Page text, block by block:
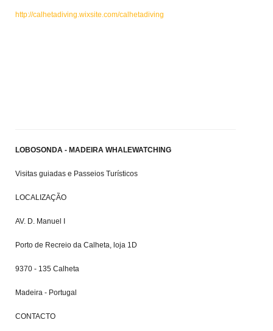
http://calhetadiving.wixsite.com/calhetadiving
LOBOSONDA - MADEIRA WHALEWATCHING
Visitas guiadas e Passeios Turísticos
LOCALIZAÇÃO
AV. D. Manuel I
Porto de Recreio da Calheta, loja 1D
9370 - 135 Calheta
Madeira - Portugal
CONTACTO